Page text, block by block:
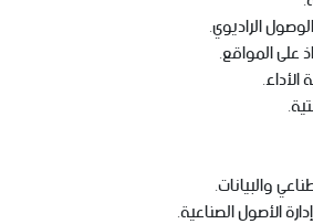
الراديوي.
المواقع.
والبيانات.
الأصول الصناعية.